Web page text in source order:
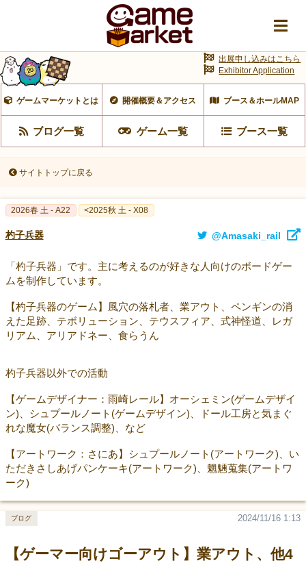
ゲームマーケットとは 開催概要＆アクセス ブース＆ホールMAP
ブログ一覧 ゲーム一覧 ブース一覧
出展申し込みはこちら
Exhibitor Application
サイトトップに戻る
2026春 土 - A22 <2025秋 土 - X08
杓子兵器 @Amasaki_rail
「杓子兵器」です。主に考えるのが好きな人向けのボードゲー
ムを制作しています。
【杓子兵器のゲーム】風穴の落札者、業アウト、ペンギンの消
えた足跡、テボリューション、テウスフィア、式神怪道、レガ
リアム、アリアドネー、食らうん
杓子兵器以外での活動
【ゲームデザイナー：雨崎レール】オーシェミン(ゲームデザイ
ン)、シュプールノート(ゲームデザイン)、ドール工房と気まぐ
れな魔女(バランス調整)、など
【アートワーク：さにあ】シュプールノート(アートワーク)、い
ただきさしあげパンケーキ(アートワーク)、魍魎蒐集(アートワ
ーク)
【ゲーマー向けゴーアウト】業アウト、他4
2024/11/16 1:13
ブログ